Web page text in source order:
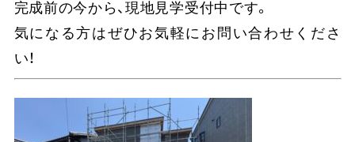
完成前の今から、現地見学受付中です。
気になる方はぜひお気軽にお問い合わせくださ
い！